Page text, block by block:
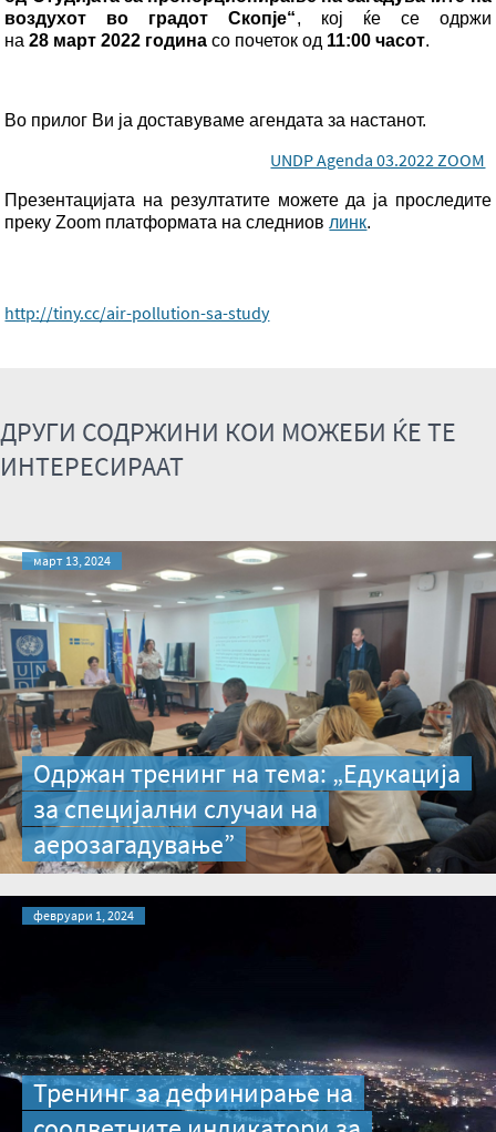
воздухот во градот Скопје“, кој ќе се одржи
на28 март 2022 година со почеток од 11:00 часот.
Во прилог Ви ја доставуваме агендата за настанот.
UNDP Agenda 03.2022 ZOOM
Презентацијата на резултатите можете да ја проследите
преку Zoom платформата на следниовлинк.
http://tiny.cc/air-pollution-sa-study
ДРУГИ СОДРЖИНИ КОИ МОЖЕБИ ЌЕ ТЕ
ИНТЕРЕСИРААТ
март 13, 2024
Одржан тренинг на тема: „Едукација
за специјални случаи на
аерозагадување”
февруари 1, 2024
Тренинг за дефинирање на